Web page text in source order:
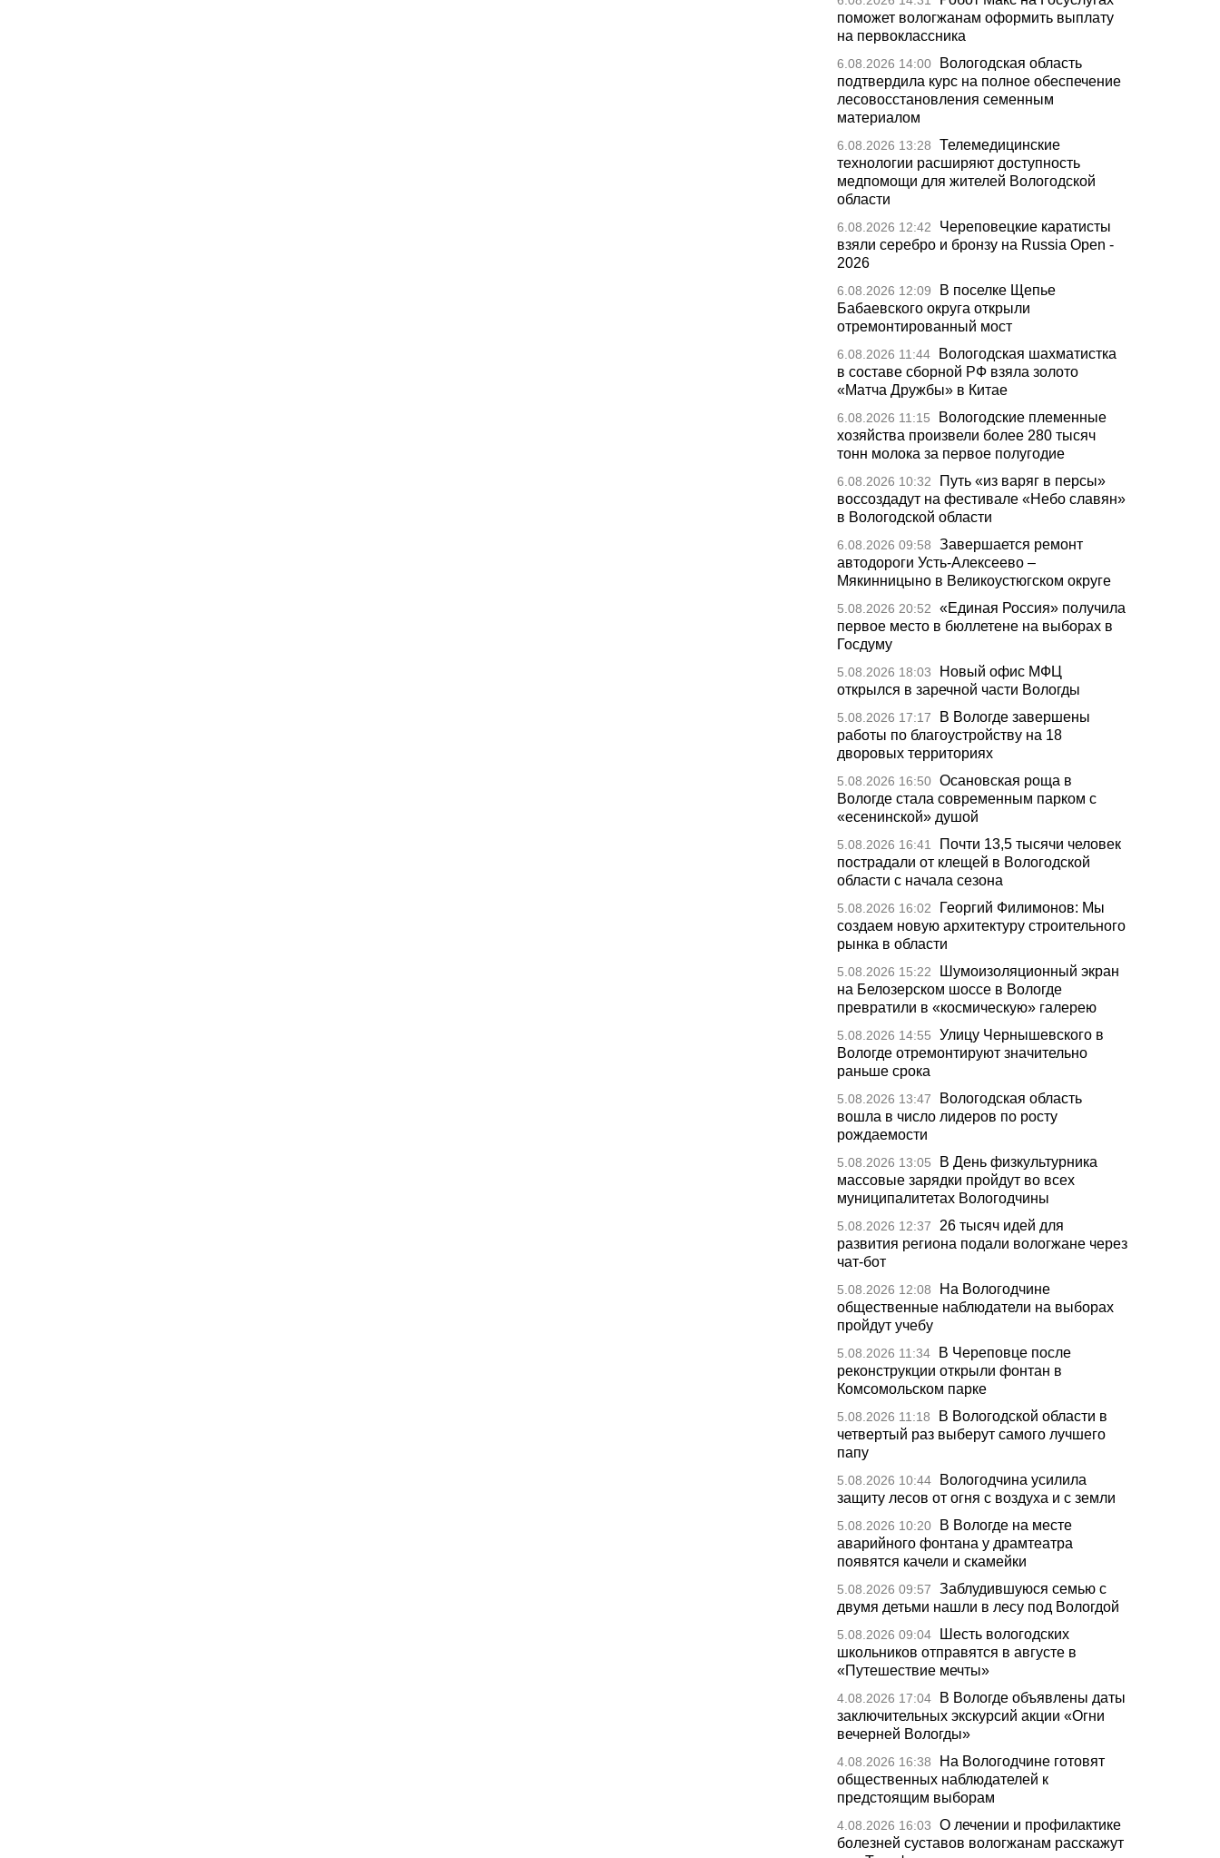
поможет вологжанам оформить выплату
на первоклассника
6.08.2026 14:00
Вологодская область
подтвердила курс на полное обеспечение
лесовосстановления семенным
материалом
6.08.2026 13:28
Телемедицинские
технологии расширяют доступность
медпомощи для жителей Вологодской
области
6.08.2026 12:42
Череповецкие каратисты
взяли серебро и бронзу на Russia Open -
2026
6.08.2026 12:09
В поселке Щепье
Бабаевского округа открыли
отремонтированный мост
6.08.2026 11:44
Вологодская шахматистка
в составе сборной РФ взяла золото
«Матча Дружбы» в Китае
6.08.2026 11:15
Вологодские племенные
хозяйства произвели более 280 тысяч
тонн молока за первое полугодие
6.08.2026 10:32
Путь «из варяг в персы»
воссоздадут на фестивале «Небо славян»
в Вологодской области
6.08.2026 09:58
Завершается ремонт
автодороги Усть-Алексеево –
Мякинницыно в Великоустюгском округе
5.08.2026 20:52
«Единая Россия» получила
первое место в бюллетене на выборах в
Госдуму
5.08.2026 18:03
Новый офис МФЦ
открылся в заречной части Вологды
5.08.2026 17:17
В Вологде завершены
работы по благоустройству на 18
дворовых территориях
5.08.2026 16:50 Осановская роща в
Вологде стала современным парком с
«есенинской» душой
5.08.2026 16:41
Почти 13,5 тысячи человек
пострадали от клещей в Вологодской
области с начала сезона
5.08.2026 16:02
Георгий Филимонов: Мы
создаем новую архитектуру строительного
рынка в области
5.08.2026 15:22
Шумоизоляционный экран
на Белозерском шоссе в Вологде
превратили в «космическую» галерею
5.08.2026 14:55
Улицу Чернышевского в
Вологде отремонтируют значительно
раньше срока
5.08.2026 13:47
Вологодская область
вошла в число лидеров по росту
рождаемости
5.08.2026 13:05
В День физкультурника
массовые зарядки пройдут во всех
муниципалитетах Вологодчины
5.08.2026 12:37
26 тысяч идей для
развития региона подали вологжане через
чат-бот
5.08.2026 12:08
На Вологодчине
общественные наблюдатели на выборах
пройдут учебу
5.08.2026 11:34
В Череповце после
реконструкции открыли фонтан в
Комсомольском парке
5.08.2026 11:18
В Вологодской области в
четвертый раз выберут самого лучшего
папу
5.08.2026 10:44
Вологодчина усилила
защиту лесов от огня с воздуха и с земли
5.08.2026 10:20
В Вологде на месте
аварийного фонтана у драмтеатра
появятся качели и скамейки
5.08.2026 09:57
Заблудившуюся семью с
двумя детьми нашли в лесу под Вологдой
5.08.2026 09:04
Шесть вологодских
школьников отправятся в августе в
«Путешествие мечты»
4.08.2026 17:04
В Вологде объявлены даты
заключительных экскурсий акции «Огни
вечерней Вологды»
4.08.2026 16:38
На Вологодчине готовят
общественных наблюдателей к
предстоящим выборам
4.08.2026 16:03
О лечении и профилактике
болезней суставов вологжанам расскажут